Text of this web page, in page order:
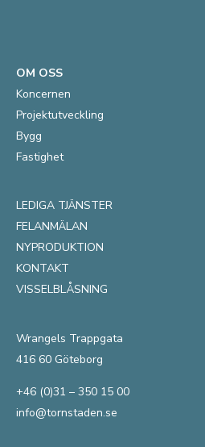
OM OSS
Koncernen
Projektutveckling
Bygg
Fastighet
LEDIGA TJÄNSTER
FELANMÄLAN
NYPRODUKTION
KONTAKT
VISSELBLÅSNING
Wrangels Trappgata
416 60 Göteborg
+46 (0)31 – 350 15 00
info@tornstaden.se